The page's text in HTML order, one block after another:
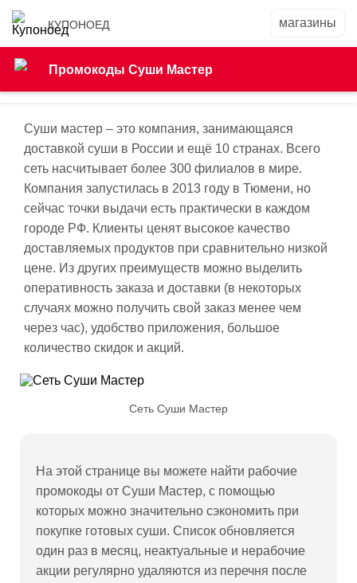
КУПОНОЕД
Промокоды Суши Мастер
Суши мастер – это компания, занимающаяся
доставкой суши в России и ещё 10 странах. Всего
сеть насчитывает более 300 филиалов в мире.
Компания запустилась в 2013 году в Тюмени, но
сейчас точки выдачи есть практически в каждом
городе РФ. Клиенты ценят высокое качество
доставляемых продуктов при сравнительно низкой
цене. Из других преимуществ можно выделить
оперативность заказа и доставки (в некоторых
случаях можно получить свой заказ менее чем
через час), удобство приложения, большое
количество скидок и акций.
Сеть Суши Мастер
На этой странице вы можете найти рабочие
промокоды от Суши Мастер, с помощью
которых можно значительно сэкономить при
покупке готовых суши. Список обновляется
один раз в месяц, неактуальные и нерабочие
акции регулярно удаляются из перечня после